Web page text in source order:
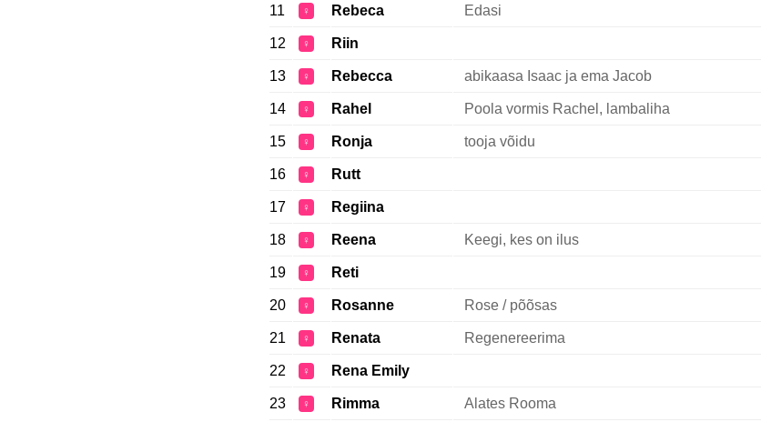
11 ♀ Rebeca Edasi
12 ♀ Riin
13 ♀ Rebecca abikaasa Isaac ja ema Jacob
14 ♀ Rahel Poola vormis Rachel, lambaliha
15 ♀ Ronja tooja võidu
16 ♀ Rutt
17 ♀ Regiina
18 ♀ Reena Keegi, kes on ilus
19 ♀ Reti
20 ♀ Rosanne Rose / põõsas
21 ♀ Renata Regenereerima
22 ♀ Rena Emily
23 ♀ Rimma Alates Rooma